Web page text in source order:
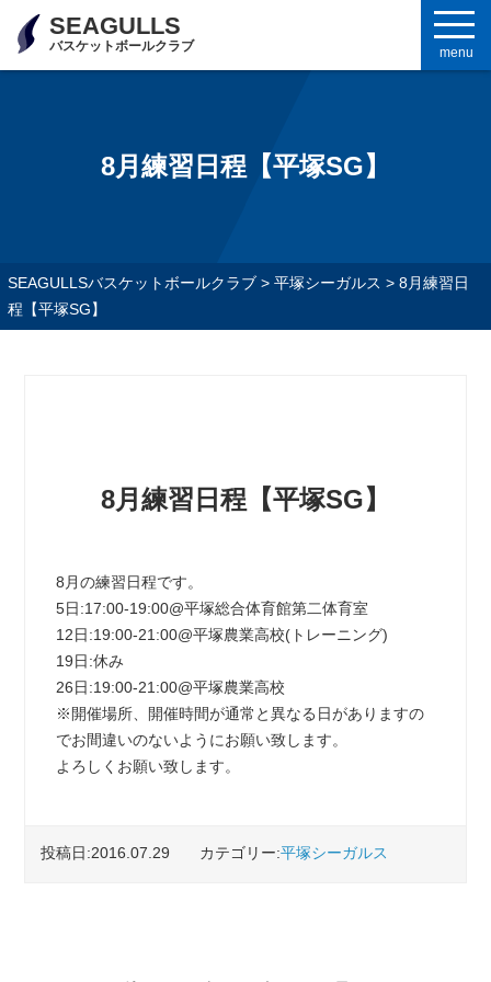
SEAGULLS
バスケットボールクラブ menu
8月練習日程【平塚SG】
SEAGULLSバスケットボールクラブ> 平塚シーガルス > 8月練習日
程【平塚SG】
8月練習日程【平塚SG】
8月の練習日程です。
5日:17:00-19:00@平塚総合体育館第二体育室
12日:19:00-21:00@平塚農業高校(トレーニング)
19日:休み
26日:19:00-21:00@平塚農業高校
※開催場所、開催時間が通常と異なる日がありますの
でお間違いのないようにお願い致します。
よろしくお願い致します。
投稿日:2016.07.29 カテゴリー:平塚シーガルス